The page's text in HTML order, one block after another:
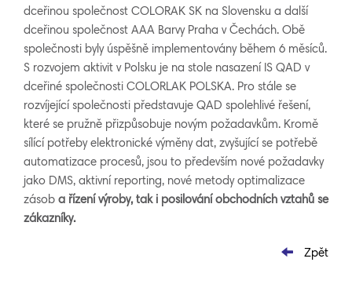
dceřinou společnost COLORAK SK na Slovensku a další
dceřinou společnost AAA Barvy Praha v Čechách. Obě
společnosti byly úspěšně implementovány během 6 měsíců.
S rozvojem aktivit v Polsku je na stole nasazení IS QAD v
dceřiné společnosti COLORLAK POLSKA. Pro stále se
rozvíjející společnosti představuje QAD spolehlivé řešení,
které se pružně přizpůsobuje novým požadavkům. Kromě
sílící potřeby elektronické výměny dat, zvyšující se potřebě
automatizace procesů, jsou to především nové požadavky
jako DMS, aktivní reporting, nové metody optimalizace
zásob a řízení výroby, tak i posilování obchodních vztahů se
zákazníky.
Zpět